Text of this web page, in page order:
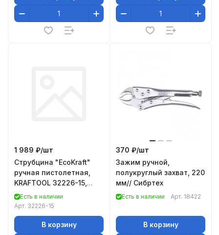
1 989 ₽/шт
Струбцина "EcoKraft"
ручная пистолетная,
KRAFTOOL 32226-15,
пластиковый корпус,
150/350мм, 150кгс
Есть в наличии
Арт. 32226-15
В корзину
370 ₽/шт
Зажим ручной,
полукруглый захват, 220
мм// Сибртех
Есть в наличии Арт. 18422
В корзину